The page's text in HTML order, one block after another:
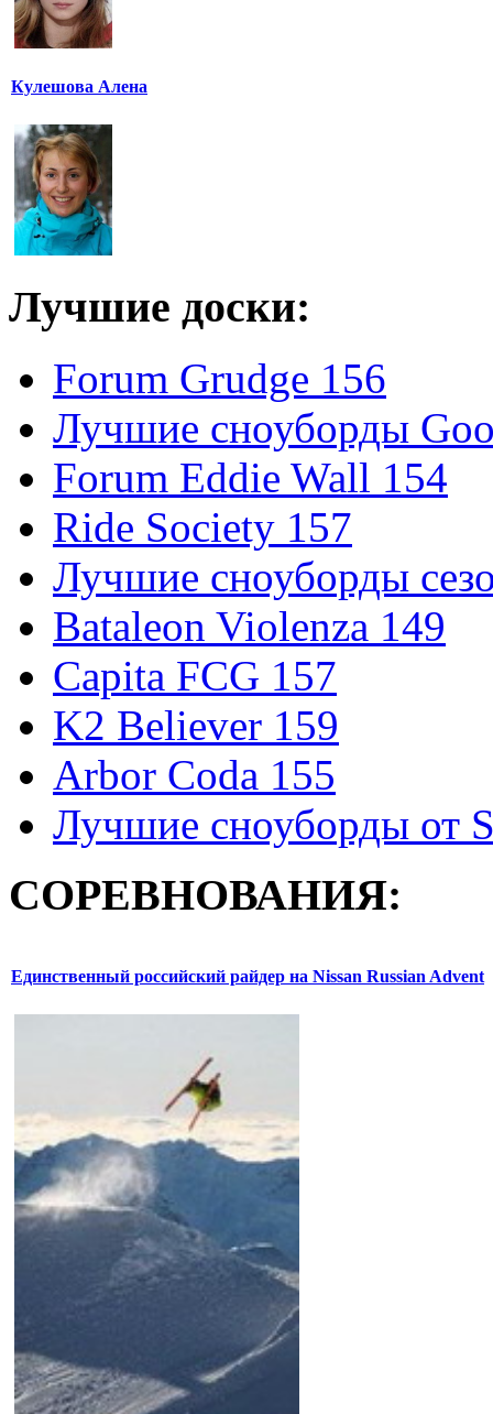
Кулешова Алена
Лучшие доски:
Forum Grudge 156
Лучшие сноуборды
Forum Eddie Wall 154
Ride Society 157
Лучшие сноуборды
Bataleon Violenza 149
Capita FCG 157
K2 Believer 159
Arbor Coda 155
Лучшие сноуборды от
СОРЕВНОВАНИЯ:
Единственный российский райдер на Nissan Russian Advent